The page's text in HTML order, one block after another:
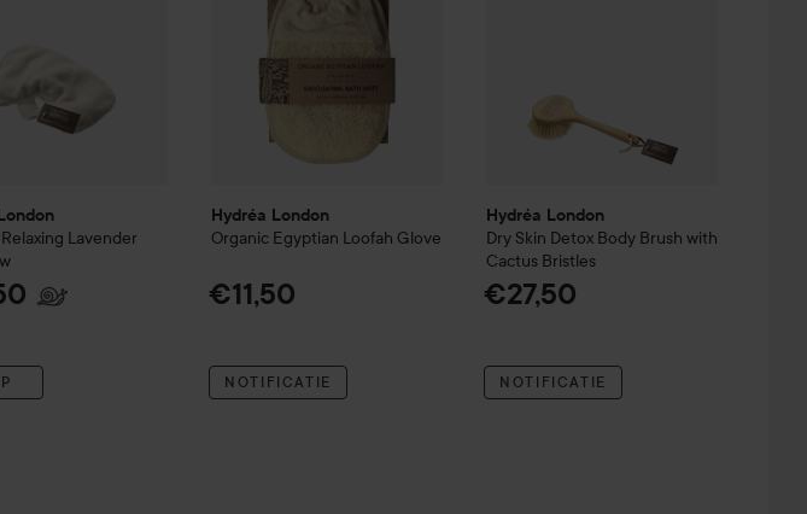
Lavender
Hydréa London
Organic Egyptian Loofah Glove
€11,50
NOTIFICATIE
Hydréa London
Dry Skin Detox Body Brush with
Cactus Bristles
€27,50
NOTIFICATIE